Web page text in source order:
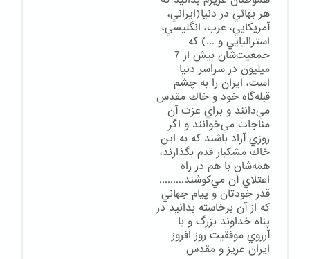
هر بهائي در دنيا(ايراني،
آمريكايي، عرب، انگليسي،
استراليايي و ...) كه
جمعيت‌شان بيش از 7
ميليون در سراسر دنيا
است، ايران را به چشم
قبله‌گاه خود و خاك مقدس
مي‌دانند و براي عزت آن
مناجات مي‌خوانند و اگر
روزي آزاد باشند كه به اين
خاك مشكبار قدم بگذارند،
همه‌شان با هم در راه
اعتلاي آن مي‌كوشند.........
قدر خودتان و پيام جهاني
كه از آن برخاسته بدانيد در
پناه خداوند بزرگ و با
آرزوي موفقيت روز افروز
ايران عزيز و مقدس